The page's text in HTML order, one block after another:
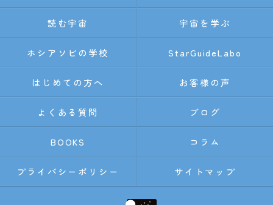
読む宇宙 宇宙を学ぶ
ホシアソビの学校 StarGuideLabo
はじめての方へ お客様の声
よくある質問 ブログ
BOOKS コラム
プライバシーポリシー サイトマップ